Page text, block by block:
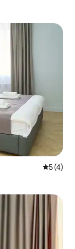
Средна
5 (4)